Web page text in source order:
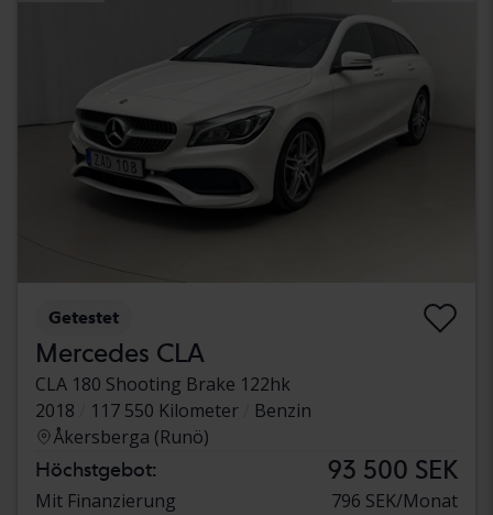
Getestet
Mercedes CLA
CLA 180 Shooting Brake 122hk
2018
117 550 Kilometer
Benzin
Åkersberga (Runö)
Höchstgebot: 93 500 SEK
Mit Finanzierung 796 SEK/Monat